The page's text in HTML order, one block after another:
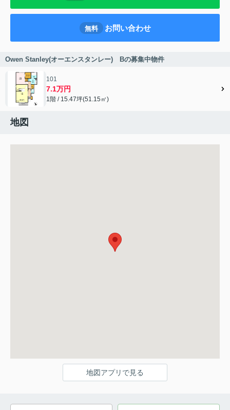
無料 お問い合わせ
Owen Stanley(オーエンスタンレー) Bの募集中物件
101
7.1万円
1階 / 15.47坪(51.15㎡)
地図
地図アプリで見る